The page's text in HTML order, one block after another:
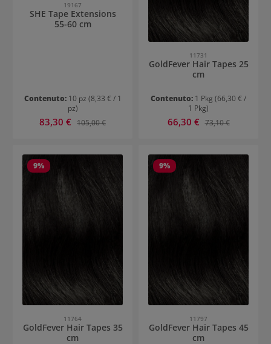
19167
SHE Tape Extensions
55-60 cm
Contenuto: 10 pz (8,33 € / 1
pz)
Prezzo di vendita:
83,30 € Prezzo normale:
105,00 €
11731
GoldFever Hair Tapes 25
cm
Contenuto: 1 Pkg (66,30 € /
1 Pkg)
Prezzo di vendita:
66,30 € Prezzo normale:
73,10 €
9%
11764
GoldFever Hair Tapes 35
cm
9%
11797
GoldFever Hair Tapes 45
cm